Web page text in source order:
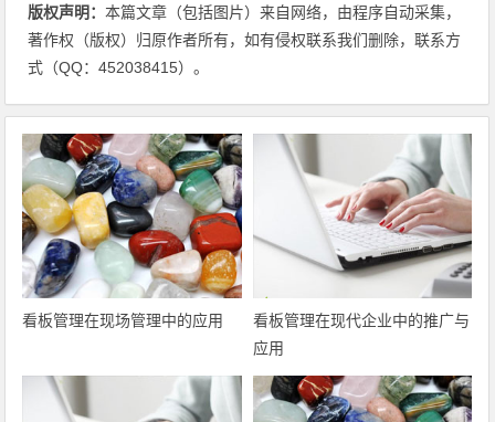
版权声明：本篇文章（包括图片）来自网络，由程序自动采集，
著作权（版权）归原作者所有，如有侵权联系我们删除，联系方
式（QQ：452038415）。
看板管理在现场管理中的应用
看板管理在现代企业中的推广与
应用